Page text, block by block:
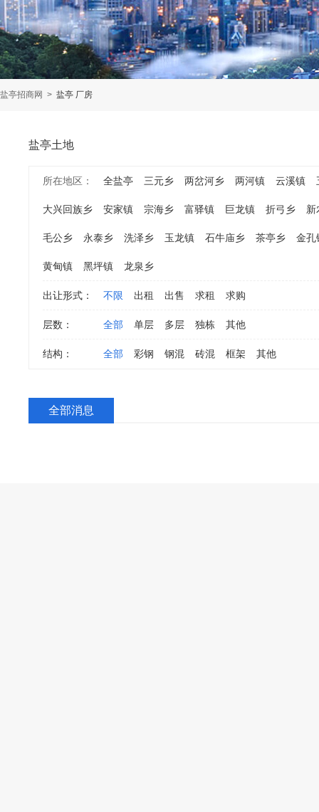
盐亭招商网 > 盐亭 厂房
盐亭土地
所在地区： 全盐亭 三元乡 两岔河乡 两河镇 云溪镇
大兴回族乡 安家镇 宗海乡 富驿镇 巨龙镇 折弓乡 新
毛公乡 永泰乡 洗泽乡 玉龙镇 石牛庙乡 茶亭乡 金孔
黄甸镇 黑坪镇 龙泉乡
出让形式： 不限 出租 出售 求租 求购
层数： 全部 单层 多层 独栋 其他
结构： 全部 彩钢 钢混 砖混 框架 其他
全部消息